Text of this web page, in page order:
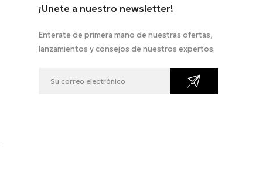
¡Unete a nuestro newsletter!
Enterate de primera mano de nuestras ofertas,
lanzamientos y consejos de nuestros expertos.